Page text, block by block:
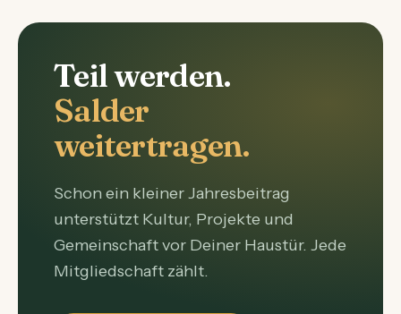
Teil werden.
Salder
weitertragen.
Schon ein kleiner Jahresbeitrag
unterstützt Kultur, Projekte und
Gemeinschaft vor Deiner Haustür. Jede
Mitgliedschaft zählt.